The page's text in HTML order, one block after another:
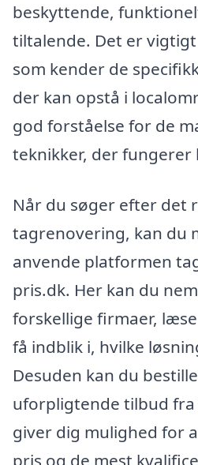
beskyttende,
tiltalende. Det er
som kender de
der kan opstå i
god forståelse for de
teknikker, der fungerer
Når du søger efter det
tagrenovering, kan du
anvende platformen
pris.dk. Her kan du
forskellige firmaer,
få indblik i, hvilke
Desuden kan du
uforpligtende tilbud
giver dig mulighed for
pris og de mest